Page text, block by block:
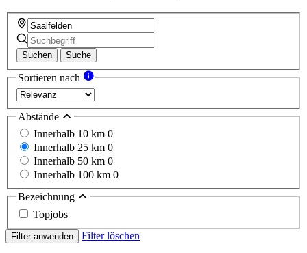
Suchen Suche
Sortieren nach
Abstände
Innerhalb 10 km 0
Innerhalb 25 km 0
Innerhalb 50 km 0
Innerhalb 100 km 0
Bezeichnung
Topjobs
Filter anwenden Filter löschen